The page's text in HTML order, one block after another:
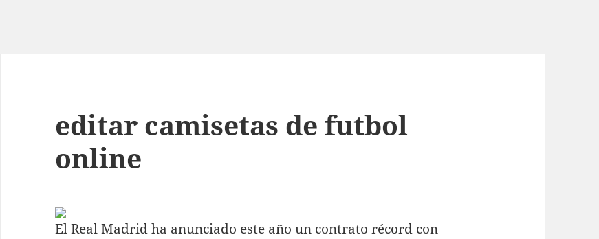
editar camisetas de futbol
online
El Real Madrid ha anunciado este año un contrato récord con